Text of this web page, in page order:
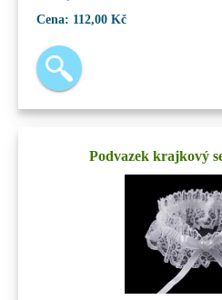
Cena: 112,00 Kč
Podvazek krajkový